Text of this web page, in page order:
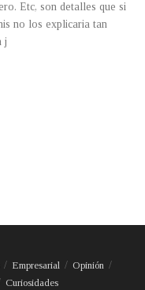
Etc, son detalles que si
no los explicaria tan
j
Empresarial
Opinión
Curiosidades